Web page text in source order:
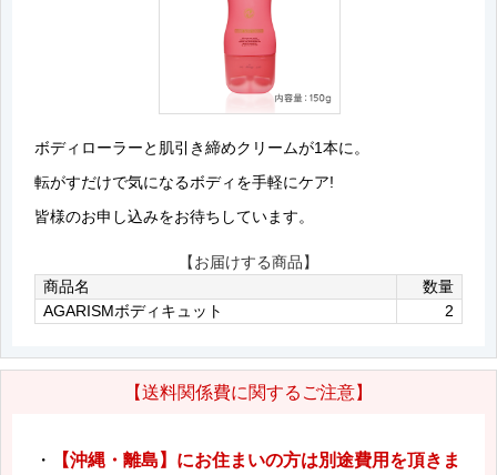
ボディローラーと肌引き締めクリームが1本に。
転がすだけで気になるボディを手軽にケア!
皆様のお申し込みをお待ちしています。
【お届けする商品】
商品名
数量
AGARISMボディキュット
2
【送料関係費に関するご注意】
・
【沖縄・離島】にお住まいの方は別途費用を頂きま